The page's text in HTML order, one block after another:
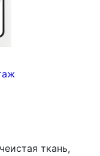
ткань,